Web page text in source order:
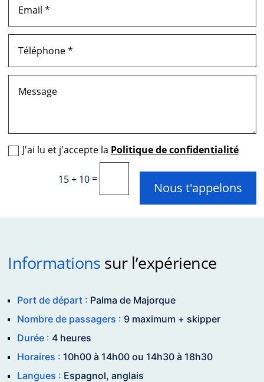
J'ai lu et j'accepte la Politique de confidentialité
15 + 10=
Nous t'appelons
Informations sur l’expérience
Port de départ : Palma de Majorque
Nombre de passagers : 9 maximum + skipper
Durée : 4 heures
Horaires : 10h00 à 14h00 ou 14h30 à 18h30
Langues : Espagnol, anglais